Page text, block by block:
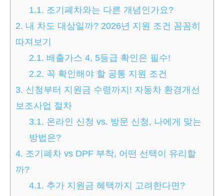
1.1. 조기폐차와는 다른 개념인가요?
2. 내 차도 대상일까? 2026년 지원 조건 꼼꼼히
따져보기
2.1. 배출가스 4, 5등급 확인은 필수!
2.2. 꼭 확인해야 할 공통 지원 조건
3. 신청부터 지원금 수령까지! 자동차 환경개선
보조사업 절차
3.1. 온라인 신청 vs. 방문 신청, 나에게 맞는
방법은?
4. 조기폐차 vs DPF 부착, 어떤 선택이 유리할
까?
4.1. 추가 지원금 혜택까지 고려한다면?